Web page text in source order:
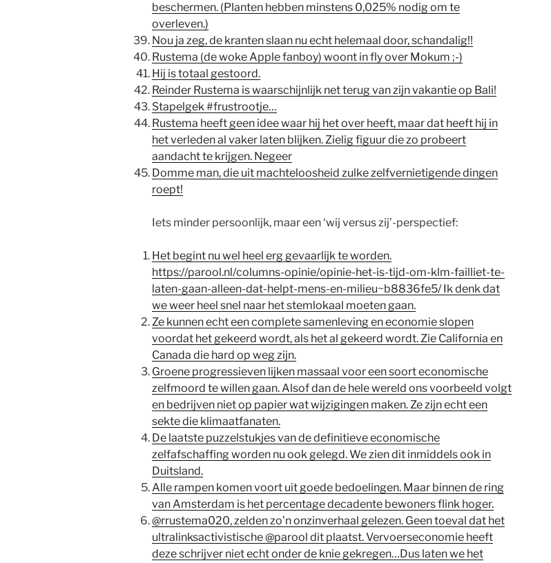
beschermen. (Planten hebben minstens 0,025% nodig om te
overleven.)
Nou ja zeg, de kranten slaan nu echt helemaal door, schandalig!!
Rustema (de woke Apple fanboy) woont in fly over Mokum ;-)
Hij is totaal gestoord.
Reinder Rustema is waarschijnlijk net terug van zijn vakantie op Bali!
Stapelgek #frustrootje…
Rustema heeft geen idee waar hij het over heeft, maar dat heeft hij in
het verleden al vaker laten blijken. Zielig figuur die zo probeert
aandacht te krijgen. Negeer
Domme man, die uit machteloosheid zulke zelfvernietigende dingen
roept!
Iets minder persoonlijk, maar een ‘wij versus zij’-perspectief:
Het begint nu wel heel erg gevaarlijk te worden.
https://parool.nl/columns-opinie/opinie-het-is-tijd-om-klm-failliet-te-
laten-gaan-alleen-dat-helpt-mens-en-milieu~b8836fe5/ Ik denk dat
we weer heel snel naar het stemlokaal moeten gaan.
Ze kunnen echt een complete samenleving en economie slopen
voordat het gekeerd wordt, als het al gekeerd wordt. Zie California en
Canada die hard op weg zijn.
Groene progressieven lijken massaal voor een soort economische
zelfmoord te willen gaan. Alsof dan de hele wereld ons voorbeeld volgt
en bedrijven niet op papier wat wijzigingen maken. Ze zijn echt een
sekte die klimaatfanaten.
De laatste puzzelstukjes van de definitieve economische
zelfafschaffing worden nu ook gelegd. We zien dit inmiddels ook in
Duitsland.
Alle rampen komen voort uit goede bedoelingen. Maar binnen de ring
van Amsterdam is het percentage decadente bewoners flink hoger.
@rrustema020, zelden zo’n onzinverhaal gelezen. Geen toeval dat het
ultralinksactivistische @parool dit plaatst. Vervoerseconomie heeft
deze schrijver niet echt onder de knie gekregen…Dus laten we het